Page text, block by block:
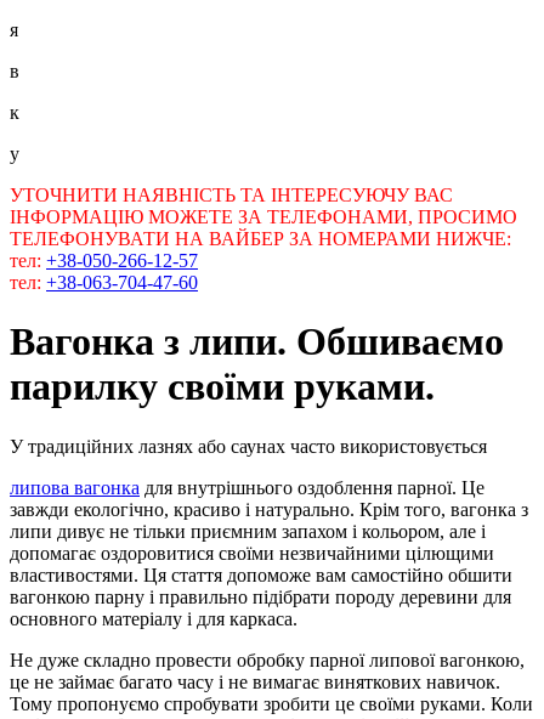
я
в
к
у
УТОЧНИТИ НАЯВНІСТЬ ТА ІНТЕРЕСУЮЧУ ВАС
ІНФОРМАЦІЮ МОЖЕТЕ ЗА ТЕЛЕФОНАМИ, ПРОСИМО
ТЕЛЕФОНУВАТИ НА ВАЙБЕР ЗА НОМЕРАМИ НИЖЧЕ:
тел: +38-050-266-12-57
тел: +38-063-704-47-60
Вагонка з липи. Обшиваємо
парилку своїми руками.
У традиційних лазнях або саунах часто використовується
липова вагонка для внутрішнього оздоблення парної. Це
завжди екологічно, красиво і натурально. Крім того, вагонка з
липи дивує не тільки приємним запахом і кольором, але і
допомагає оздоровитися своїми незвичайними цілющими
властивостями. Ця стаття допоможе вам самостійно обшити
вагонкою парну і правильно підібрати породу деревини для
основного матеріалу і для каркаса.
Не дуже складно провести обробку парної липової вагонкою,
це не займає багато часу і не вимагає виняткових навичок.
Тому пропонуємо спробувати зробити це своїми руками. Коли